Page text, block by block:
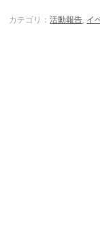
カテゴリ：活動報告 イ